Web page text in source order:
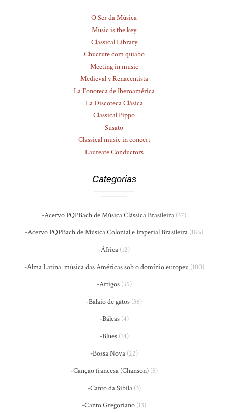
O Ser da Música
Music is the key
Classical Library
Chucrute com quiabo
Meeting in music
Medieval y Renacentista
La Fonoteca de Iberoamérica
La Discoteca Clásica
Classical Pippo
Susato
Classical music in concert
Laureate Conductors
Categorias
-Acervo PQPBach de Música Clássica Brasileira (37)
-Acervo PQPBach de Música Colonial e Imperial Brasileira (186)
-África (12)
-Alma Latina: música das Américas sob o domínio europeu(100)
-Artigos(35)
-Balaio de gatos (36)
-Bálcãs(4)
-Blues(14)
-Bossa Nova (22)
-Canção francesa (Chanson)(5)
-Canto da Sibila(3)
-Canto Gregoriano (13)